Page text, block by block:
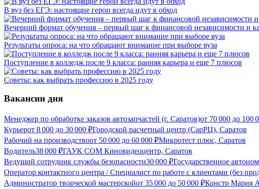
В вуз без ЕГЭ: настоящие герои всегда идут в обход
Вечерний формат обучения – первый шаг к финансовой независимости и
Результаты опроса: на что обращают внимание при выборе вуза
Поступление в колледж после 9 класса: ранняя карьера и еще 7 плюсов
Советы: как выбрать профессию в 2025 году
Вакансии дня
Менеджер по обработке заказов автозапчастей (г. Саратов)от 70 000 до 100
Курьерот 8 000 до 30 000 ₽Городской расчетный центр (СарРЦ), Саратов
Рабочий на производствоот 50 000 до 60 000 ₽Микротест плюс, Саратов
Водитель38 000 ₽ГАУК СОМ Киновидеоцентр, Саратов
Ведущий сотрудник службы безопасности30 000 ₽Государственное
Оператор контактного центра / Специалист по работе с клиентами (без
Администратор творческой мастерскойот 35 000 до 50 000 ₽Констр Мария